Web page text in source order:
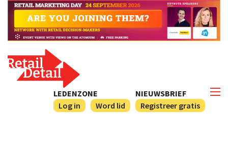
NIEUWSBRIEF
Registreer gratis
LEDENZONE
Log in
Word lid